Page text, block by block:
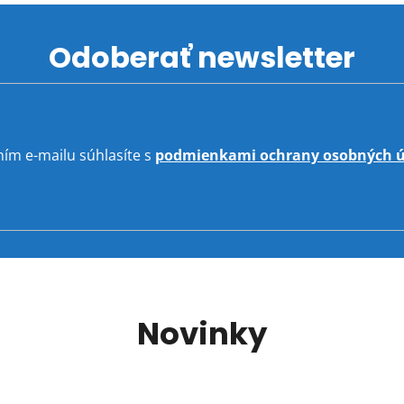
Odoberať newsletter
e-mailu súhlasíte s podmienkami ochrany osobných
Novinky